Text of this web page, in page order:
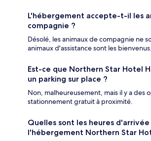
L'hébergement accepte-t-il les
compagnie ?
Désolé, les animaux de compagnie ne
animaux d'assistance sont les bienvenus.
Est-ce que Northern Star Hotel
un parking sur place ?
Non, malheureusement, mais il y a des
stationnement gratuit à proximité.
Quelles sont les heures
l'hébergement Northern Star